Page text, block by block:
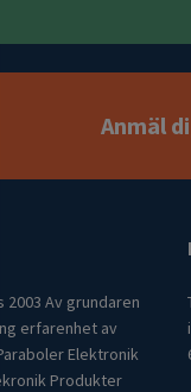
Anmäl
Av grundaren
erfarenhet av
Elektronik
Produkter